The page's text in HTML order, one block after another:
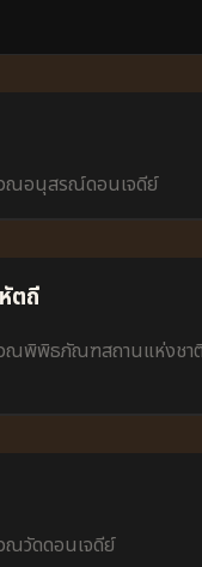
ณอนุสรณ์ดอนเจดีย์
ตถี
ณพิพิธภัณฑสถานแห่งชา
ณวัดดอนเจดีย์